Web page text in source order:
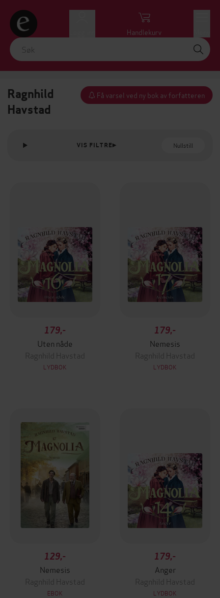
Handlekurv
Ragnhild
Havstad
Få varsel ved ny bok av forfatteren
VIS FILTRE Nullstill
179,-
Uten nåde
Ragnhild Havstad
LYDBOK
179,-
Nemesis
Ragnhild Havstad
LYDBOK
129,-
Nemesis
Ragnhild Havstad
EBOK
179,-
Anger
Ragnhild Havstad
LYDBOK